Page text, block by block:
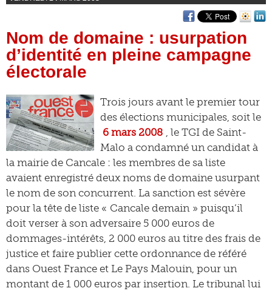
Nom de domaine : usurpation
d’identité en pleine campagne
électorale
Trois jours avant le premier tour
des élections municipales, soit le
6 mars 2008 , le TGI de Saint-
Malo a condamné un candidat à
la mairie de Cancale : les membres de sa liste
avaient enregistré deux noms de domaine usurpant
le nom de son concurrent. La sanction est sévère
pour la tête de liste « Cancale demain » puisqu’il
doit verser à son adversaire 5 000 euros de
dommages-intérêts, 2 000 euros au titre des frais de
justice et faire publier cette ordonnance de référé
dans Ouest France et Le Pays Malouin, pour un
montant de 1 000 euros par insertion. Le tribunal lui